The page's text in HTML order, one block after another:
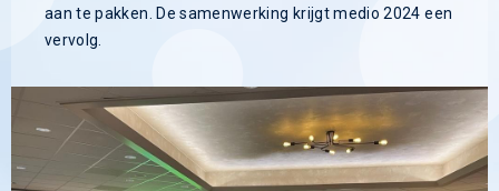
aan te pakken. De samenwerking krijgt medio 2024 een
vervolg.